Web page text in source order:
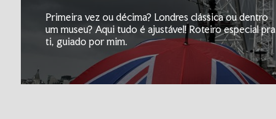
Primeira vez ou décima? Londres clássica ou dentro
um museu? Aqui tudo é ajustável! Roteiro especial pra
ti, guiado por mim.